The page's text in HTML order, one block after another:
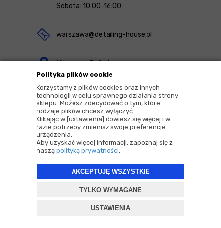
Polityka plików cookie
Korzystamy z plików cookies oraz innych
technologii w celu sprawnego działania strony
sklepu. Możesz zdecydować o tym, które
rodzaje plików chcesz wyłączyć.
Klikając w [ustawienia] dowiesz się więcej i w
razie potrzeby zmienisz swoje preferencje
urządzenia.
Aby uzyskać więcej informacji, zapoznaj się z
naszą polityką prywatności.
AKCEPTUJĘ WSZYSTKIE
TYLKO WYMAGANE
USTAWIENIA
Sobota: 10:00-16:00
warszawa@detailing-house.pl
Magazyn Rekcin
Nomos Sp. z o.o. sp.k.
ul. Agrestowa 1
83-010 Rekcin
2026 © Copyrights by |Detailing House